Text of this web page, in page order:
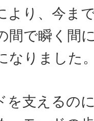
より、今ま
間で瞬く間
なりました
を支えるの